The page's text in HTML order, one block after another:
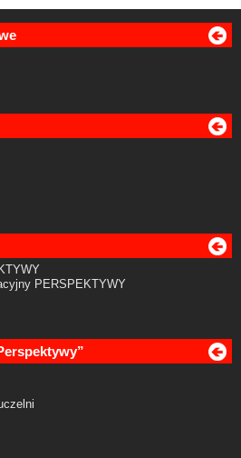
PERSPEKTYWY